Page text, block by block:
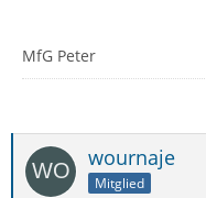
MfG Peter
wournaje
Mitglied